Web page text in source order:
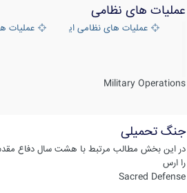
عملیات های نظامی
عملیات های نظامی ایران عملیات
Military Operations
جنگ تحمیلی
در این بخش مطالب مرتبط با هشت سال دفاع
را ارس
Sacred Defense